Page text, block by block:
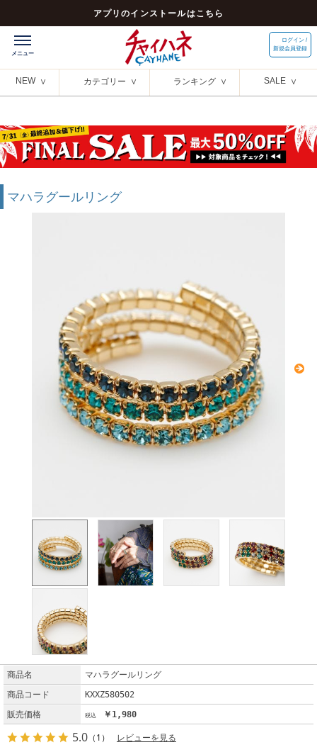
アプリのインストールはこちら
ログイン /
新規会員登録
NEW カテゴリー ランキング SALE
マハラグールリング
商品名
マハラグールリング
商品コード
KXXZ580502
販売価格
￥1,980
5.0 （1） レビューを見る